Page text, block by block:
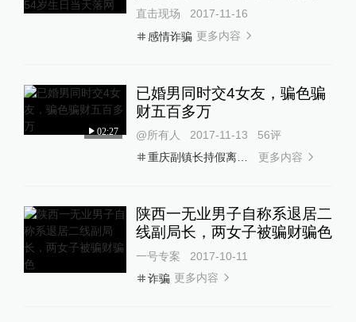
直击现场
2017-11-16
感情诈骗 更多内容
02:27
已婚男同时交4女友，骗色骗
财五百多万
@所有人 2017-11-13 56评
重庆副镇长持假离婚证骗财骗色
更多内容
陕西一无业男子自称系退居二
线副局长，两女子被骗财骗色
一号专案
2017-10-11
诈骗 更多内容